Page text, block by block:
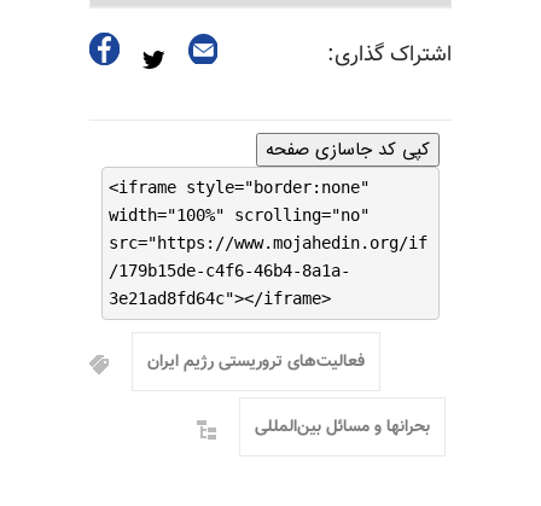
اشتراک گذاری:
کپی کد جاسازی صفحه
<iframe style="border:none"
width="100%" scrolling="no"
src="https://www.mojahedin.org/if
/179b15de-c4f6-46b4-8a1a-
3e21ad8fd64c"></iframe>
فعالیت‌های تروریستی رژیم ایران
بحرانها و مسائل بین‌المللی